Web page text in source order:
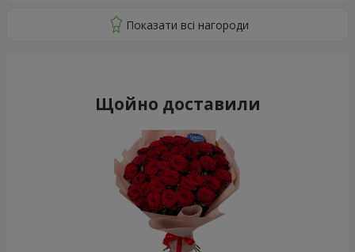
Щойно доставили